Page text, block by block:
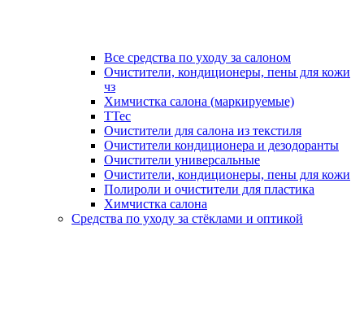
Все средства по уходу за салоном
Очистители, кондиционеры, пены для кожи
чз
Химчистка салона (маркируемые)
TTec
Очистители для салона из текстиля
Очистители кондиционера и дезодоранты
Очистители универсальные
Очистители, кондиционеры, пены для кожи
Полироли и очистители для пластика
Химчистка салона
Средства по уходу за стёклами и оптикой